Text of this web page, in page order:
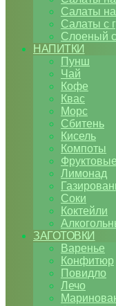
Салаты
Салаты с
Слоеный
НАПИТКИ
Пунш
Чай
Кофе
Квас
Морс
Сбитень
Кисель
Компоты
Фруктовые
Лимонад
Соки
Коктейли
ЗАГОТОВКИ
Варенье
Конфитюр
Повидло
Лечо